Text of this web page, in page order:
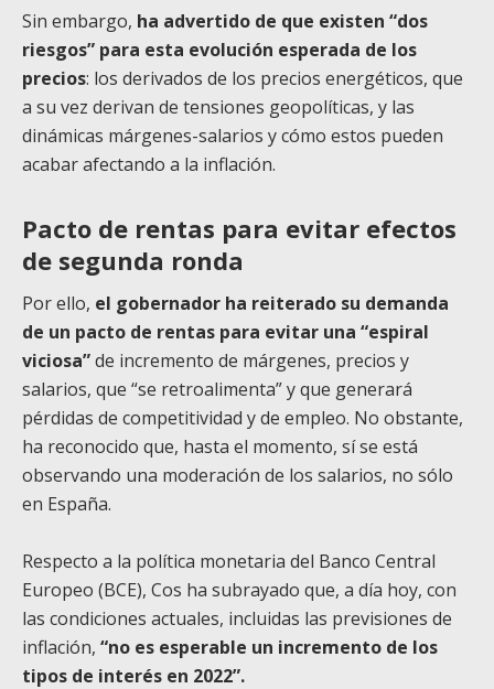
Sin embargo, ha advertido de que existen “dos
riesgos” para esta evolución esperada de los
precios: los derivados de los precios energéticos, que
a su vez derivan de tensiones geopolíticas, y las
dinámicas márgenes-salarios y cómo estos pueden
acabar afectando a la inflación.
Pacto de rentas para evitar efectos
de segunda ronda
Por ello, el gobernador ha reiterado su demanda
de un pacto de rentas para evitar una “espiral
viciosa”de incremento de márgenes, precios y
salarios, que “se retroalimenta” y que generará
pérdidas de competitividad y de empleo. No obstante,
ha reconocido que, hasta el momento, sí se está
observando una moderación de los salarios, no sólo
en España.
Respecto a la política monetaria del Banco Central
Europeo (BCE), Cos ha subrayado que, a día hoy, con
las condiciones actuales, incluidas las previsiones de
inflación, “no es esperable un incremento de los
tipos de interés en 2022”.